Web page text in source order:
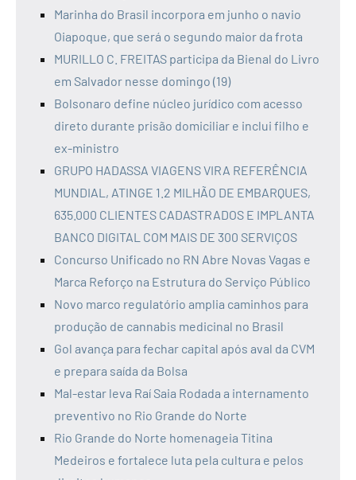
Marinha do Brasil incorpora em junho o navio
Oiapoque, que será o segundo maior da frota
MURILLO C. FREITAS participa da Bienal do Livro
em Salvador nesse domingo (19)
Bolsonaro define núcleo jurídico com acesso
direto durante prisão domiciliar e inclui filho e
ex-ministro
GRUPO HADASSA VIAGENS VIRA REFERÊNCIA
MUNDIAL, ATINGE 1.2 MILHÃO DE EMBARQUES,
635.000 CLIENTES CADASTRADOS E IMPLANTA
BANCO DIGITAL COM MAIS DE 300 SERVIÇOS
Concurso Unificado no RN Abre Novas Vagas e
Marca Reforço na Estrutura do Serviço Público
Novo marco regulatório amplia caminhos para
produção de cannabis medicinal no Brasil
Gol avança para fechar capital após aval da CVM
e prepara saída da Bolsa
Mal-estar leva Raí Saia Rodada a internamento
preventivo no Rio Grande do Norte
Rio Grande do Norte homenageia Titina
Medeiros e fortalece luta pela cultura e pelos